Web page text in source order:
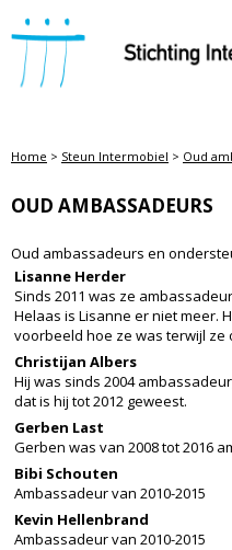
STICHTING INTERMOBIEL
Home > Steun Intermobiel > Oud
OUD AMBASSADEURS
Oud ambassadeurs en
Lisanne Herder
Sinds 2011 was ze
Helaas is Lisanne er niet meer.
voorbeeld hoe ze was terwijl ze
Christijan Albers
Hij was sinds 2004
dat is hij tot 2012 geweest.
Gerben Last
Gerben was van 2008 tot 2016
Bibi Schouten
Ambassadeur van 2010-2015
Kevin Hellenbrand
Ambassadeur van 2010-2015